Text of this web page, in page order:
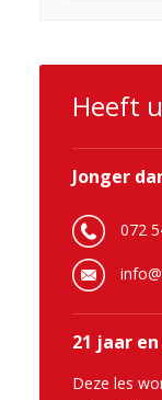
Heeft
Jonger
072
21 jaar
Deze les